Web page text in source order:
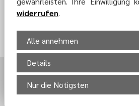
widerrufen.
Alle annehmen
Details
Nur die Nötigsten